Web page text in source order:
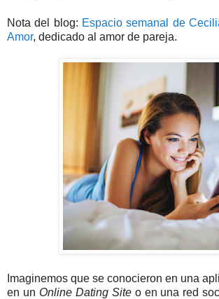
Nota del blog: Espacio semanal de
Amor, dedicado al amor de pareja.
Imaginemos que se conocieron en una
en un Online Dating Siteo en una red